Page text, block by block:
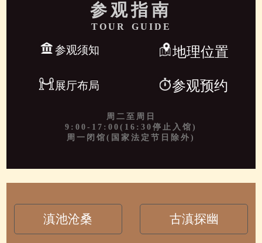
参观指南
TOUR GUIDE
参观须知 地理位置
展厅布局 参观预约
周二至周日
9:00-17:00(16:30停止入馆)
周一闭馆(国家法定节日除外)
滇池沧桑 古滇探幽